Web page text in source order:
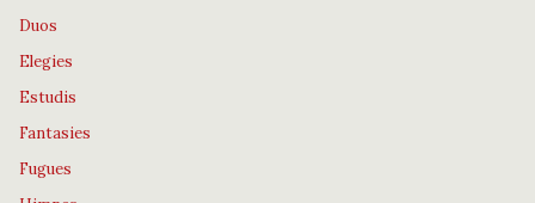
Duos
Elegies
Estudis
Fantasies
Fugues